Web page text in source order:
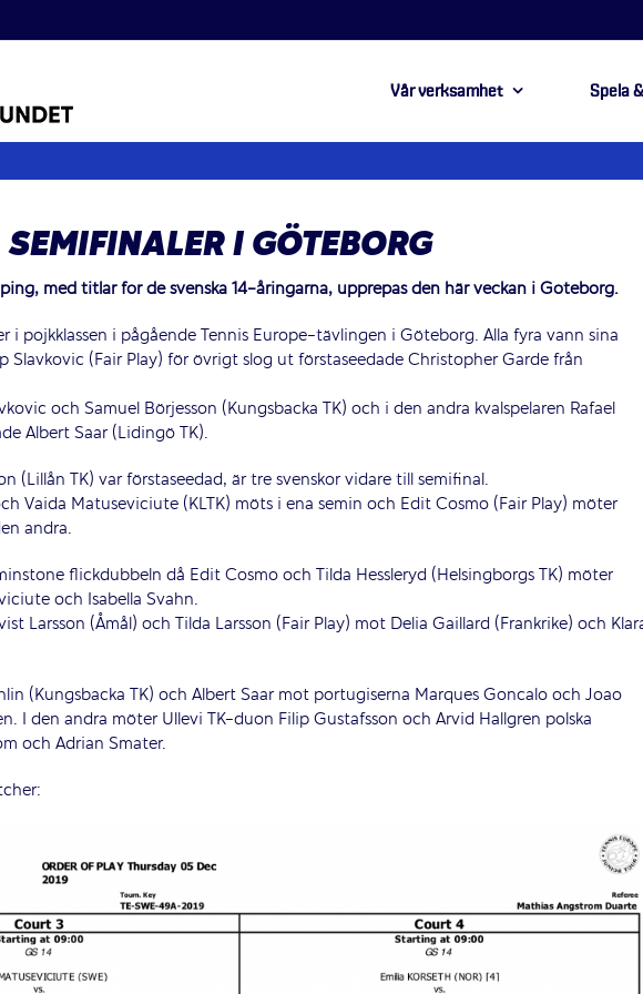
Vår verksamhet Spela
I GÖTEBORG
med titlar för de svenska 14-åringarna, upprepas den här veckan i Göteborg.
i pojkklassen i pågående Tennis Europe-tävlingen i Göteborg. Alla fyra vann sina
Slavkovic (Fair Play) för övrigt slog ut förstaseedade Christopher Garde från
och Samuel Börjesson (Kungsbacka TK) och i den andra kvalspelaren Rafael
Albert Saar (Lidingö TK).
(Lillån TK) var förstaseedad, är tre svenskor vidare till semifinal.
Vaida Matuseviciute (KLTK) möts i ena semin och Edit Cosmo (Fair Play) möter
andra.
flickdubbeln då Edit Cosmo och Tilda Hessleryd (Helsingborgs TK) möter
och Isabella Svahn.
Larsson (Åmål) och Tilda Larsson (Fair Play) mot Delia Gaillard (Frankrike) och
(Kungsbacka TK) och Albert Saar mot portugiserna Marques Goncalo och Joao
I den andra möter Ullevi TK-duon Filip Gustafsson och Arvid Hallgren polska
och Adrian Smater.